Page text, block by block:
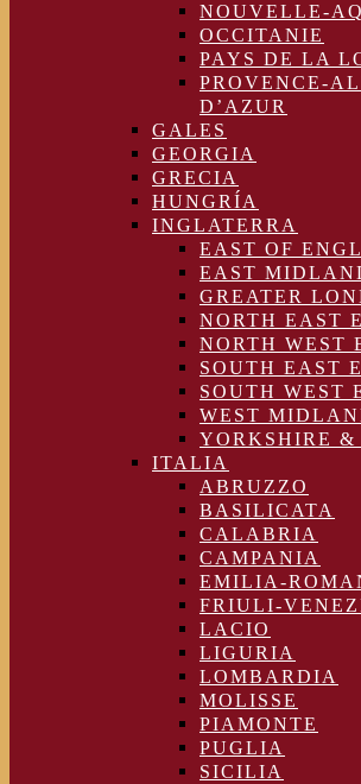
NOUVELLE-
OCCITANIE
PAYS DE LA
PROVENCE-
D’AZUR
GALES
GEORGIA
GRECIA
HUNGRÍA
INGLATERRA
EAST OF
EAST
GREATER
NORTH EAST
NORTH WEST
SOUTH EAST
SOUTH WEST
WEST
YORKSHIRE &
ITALIA
ABRUZZO
BASILICATA
CALABRIA
CAMPANIA
EMILIA-
FRIULI-
LACIO
LIGURIA
LOMBARDIA
MOLISSE
PIAMONTE
PUGLIA
SICILIA